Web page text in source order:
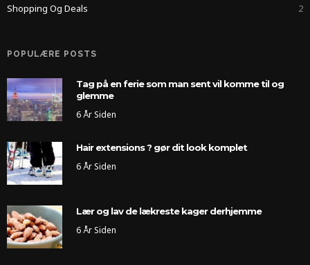
Shopping Og Deals 2
POPULÆRE POSTS
Tag på en ferie som man sent vil komme til og
glemme
6 År Siden
Hair extensions ? gør dit look komplet
6 År Siden
Lær og lav de lækreste kager derhjemme
6 År Siden